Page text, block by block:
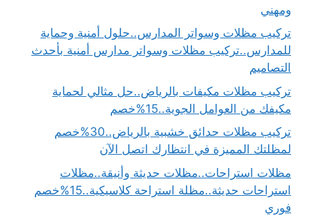
ومهني
تركيب مظلات وسواتر المدارس..حلول أمنية وحماية
للمدارس..تركيب مظلات وسواتر مدارس أمنية بأحدث
التصاميم
تركيب مظلات مكيفات بالرياض..حل مثالي لحماية
مكيفك من العوامل الجوية..15%خصم
تركيب مظلات حدائق خشبية بالرياض..30%خصم
لمظلتك المميزة في انتظارك اتصل الآن
مظلات استراحات..مظلات حديثة وأنيقة..مظلات
استراحات حديثة..مظلة استراحة كلاسيكية..15%خصم
فوري